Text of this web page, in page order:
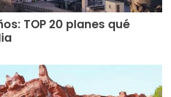
TOP 20 planes qué